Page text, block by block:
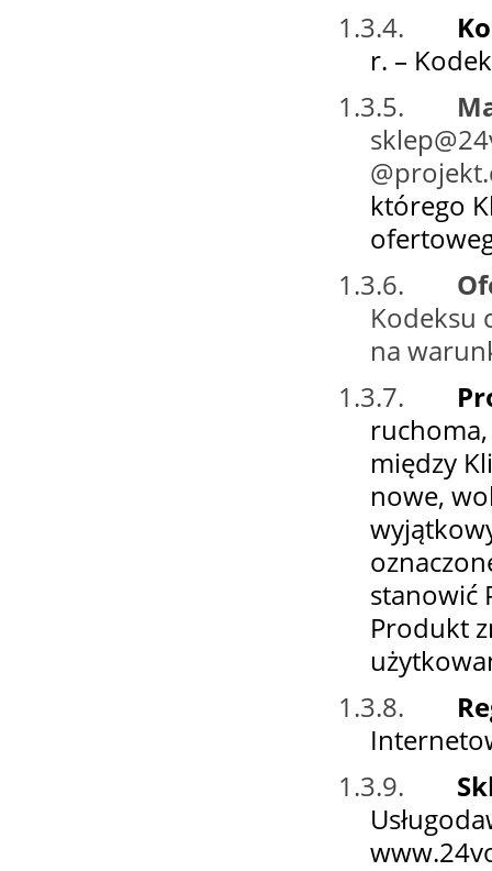
1.3.4.
r. –
1.3.5.
którego
1.3.6.
Kodeksu
na
1.3.7.
między
nowe,
stanowić
Produkt
1.3.8.
1.3.9.